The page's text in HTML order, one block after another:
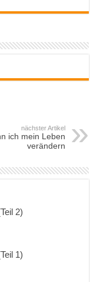
nächster Artikel
ich mein Leben
verändern
2)
1)